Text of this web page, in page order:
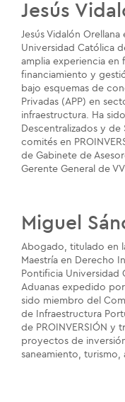
Jesús
Jesús Vidalón
Universidad Católica
amplia experiencia en
financiamiento y
bajo esquemas de
Privadas (APP) en
infraestructura. Ha
Descentralizados y
comités en
de Gabinete de
Gerente General de
Miguel
Abogado, titulado en
Maestría en Derecho
Pontificia Universidad
Aduanas expedido por
sido miembro del
de Infraestructura
de PROINVERSIÓN y
proyectos de
saneamiento,